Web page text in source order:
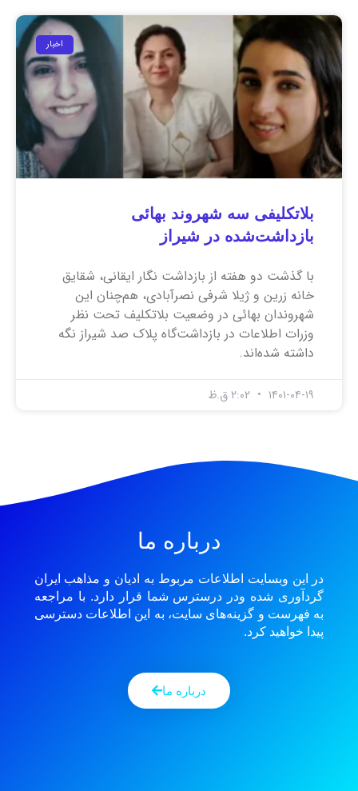
اخبار
بلاتکلیفی سه شهروند بهائی
بازداشت‌شده در شیراز
با گذشت دو هفته از بازداشت نگار ایقانی، شقایق
خانه زرین و ژیلا شرفی نصرآبادی، هم‌چنان این
شهروندان بهائی در وضعیت بلاتکلیف تحت نظر
وزرات اطلاعات در بازداشت‌گاه پلاک صد شیراز نگه
داشته شده‌اند.
۱۴۰۱-۰۴-۱۹
درباره ما
در این وبسایت اطلاعات مربوط به ادیان و مذاهب ایران
گردآوری شده ودر درسترس شما قرار دارد. با مراجعه
به فهرست و گزینه‌های سایت، به این اطلاعات دسترسی
پیدا خواهید کرد.
درباره ما